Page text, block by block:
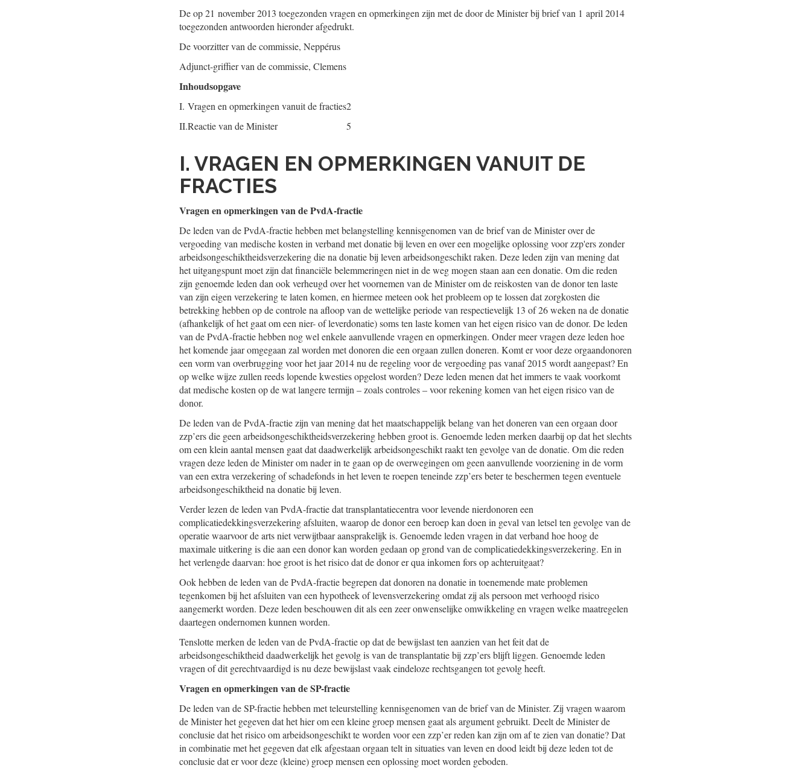
De op 21 november 2013 toegezonden vragen en opmerkingen zijn met de door de Minister bij brief van 1 april 2014
toegezonden antwoorden hieronder afgedrukt.
De voorzitter van de commissie, Neppérus
Adjunct-griffier van de commissie, Clemens
Inhoudsopgave
I. Vragen en opmerkingen vanuit de fracties2
II.Reactie van de Minister 5
I. VRAGEN EN OPMERKINGEN VANUIT DE
FRACTIES
Vragen en opmerkingen van de PvdA-fractie
De leden van de PvdA-fractie hebben met belangstelling kennisgenomen van de brief van de Minister over de
vergoeding van medische kosten in verband met donatie bij leven en over een mogelijke oplossing voor zzp'ers zonder
arbeidsongeschiktheidsverzekering die na donatie bij leven arbeidsongeschikt raken. Deze leden zijn van mening dat
het uitgangspunt moet zijn dat financiële belemmeringen niet in de weg mogen staan aan een donatie. Om die reden
zijn genoemde leden dan ook verheugd over het voornemen van de Minister om de reiskosten van de donor ten laste
van zijn eigen verzekering te laten komen, en hiermee meteen ook het probleem op te lossen dat zorgkosten die
betrekking hebben op de controle na afloop van de wettelijke periode van respectievelijk 13 of 26 weken na de donatie
(afhankelijk of het gaat om een nier- of leverdonatie) soms ten laste komen van het eigen risico van de donor. De leden
van de PvdA-fractie hebben nog wel enkele aanvullende vragen en opmerkingen. Onder meer vragen deze leden hoe
het komende jaar omgegaan zal worden met donoren die een orgaan zullen doneren. Komt er voor deze orgaandonoren
een vorm van overbrugging voor het jaar 2014 nu de regeling voor de vergoeding pas vanaf 2015 wordt aangepast? En
op welke wijze zullen reeds lopende kwesties opgelost worden? Deze leden menen dat het immers te vaak voorkomt
dat medische kosten op de wat langere termijn – zoals controles – voor rekening komen van het eigen risico van de
donor.
De leden van de PvdA-fractie zijn van mening dat het maatschappelijk belang van het doneren van een orgaan door
zzp’ers die geen arbeidsongeschiktheidsverzekering hebben groot is. Genoemde leden merken daarbij op dat het slechts
om een klein aantal mensen gaat dat daadwerkelijk arbeidsongeschikt raakt ten gevolge van de donatie. Om die reden
vragen deze leden de Minister om nader in te gaan op de overwegingen om geen aanvullende voorziening in de vorm
van een extra verzekering of schadefonds in het leven te roepen teneinde zzp’ers beter te beschermen tegen eventuele
arbeidsongeschiktheid na donatie bij leven.
Verder lezen de leden van PvdA-fractie dat transplantatiecentra voor levende nierdonoren een
complicatiedekkingsverzekering afsluiten, waarop de donor een beroep kan doen in geval van letsel ten gevolge van de
operatie waarvoor de arts niet verwijtbaar aansprakelijk is. Genoemde leden vragen in dat verband hoe hoog de
maximale uitkering is die aan een donor kan worden gedaan op grond van de complicatiedekkingsverzekering. En in
het verlengde daarvan: hoe groot is het risico dat de donor er qua inkomen fors op achteruitgaat?
Ook hebben de leden van de PvdA-fractie begrepen dat donoren na donatie in toenemende mate problemen
tegenkomen bij het afsluiten van een hypotheek of levensverzekering omdat zij als persoon met verhoogd risico
aangemerkt worden. Deze leden beschouwen dit als een zeer onwenselijke omwikkeling en vragen welke maatregelen
daartegen ondernomen kunnen worden.
Tenslotte merken de leden van de PvdA-fractie op dat de bewijslast ten aanzien van het feit dat de
arbeidsongeschiktheid daadwerkelijk het gevolg is van de transplantatie bij zzp’ers blijft liggen. Genoemde leden
vragen of dit gerechtvaardigd is nu deze bewijslast vaak eindeloze rechtsgangen tot gevolg heeft.
Vragen en opmerkingen van de SP-fractie
De leden van de SP-fractie hebben met teleurstelling kennisgenomen van de brief van de Minister. Zij vragen waarom
de Minister het gegeven dat het hier om een kleine groep mensen gaat als argument gebruikt. Deelt de Minister de
conclusie dat het risico om arbeidsongeschikt te worden voor een zzp’er reden kan zijn om af te zien van donatie? Dat
in combinatie met het gegeven dat elk afgestaan orgaan telt in situaties van leven en dood leidt bij deze leden tot de
conclusie dat er voor deze (kleine) groep mensen een oplossing moet worden geboden.